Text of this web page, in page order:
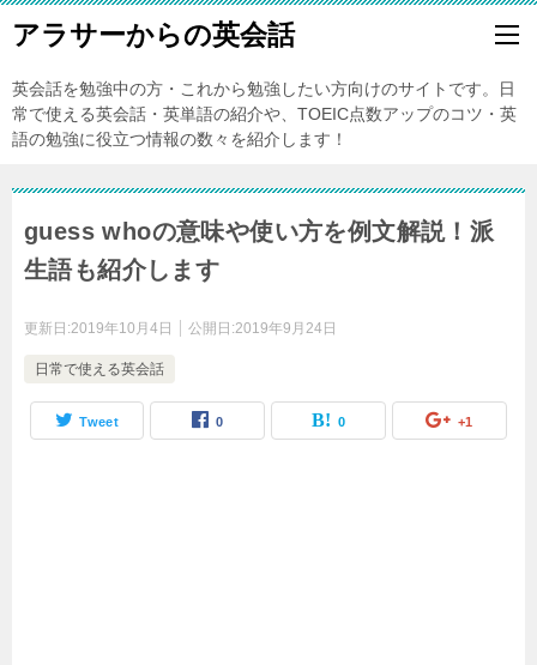
アラサーからの英会話
英会話を勉強中の方・これから勉強したい方向けのサイトです。日
常で使える英会話・英単語の紹介や、TOEIC点数アップのコツ・英
語の勉強に役立つ情報の数々を紹介します！
guess whoの意味や使い方を例文解説！派
生語も紹介します
更新日:2019年10月4日 公開日:2019年9月24日
日常で使える英会話
Tweet 0 0 +1